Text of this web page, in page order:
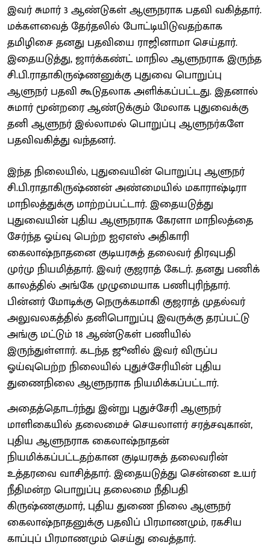
இவர் சுமார் 3 ஆண்டுகள் ஆளுநராக பதவி வகித்தார்.
மக்களவைத் தேர்தலில் போட்டியிடுவதற்காக
தமிழிசை தனது பதவியை ராஜினாமா செய்தார்.
இதையடுத்து, ஜார்க்கண்ட் மாநில ஆளுநராக இருந்த
சி.பி.ராதாகிருஷ்ணனுக்கு புதுவை பொறுப்பு
ஆளுநர் பதவி கூடுதலாக அளிக்கப்பட்டது. இதனால்
சுமார் மூன்றரை ஆண்டுக்கும் மேலாக புதுவைக்கு
தனி ஆளுநர் இல்லாமல் பொறுப்பு ஆளுநர்களே
பதவிவகித்து வந்தனர்.
இந்த நிலையில், புதுவையின் பொறுப்பு ஆளுநர்
சி.பி.ராதாகிருஷ்ணன் அண்மையில் மகாராஷ்டிரா
மாநிலத்துக்கு மாற்றப்பட்டார். இதையடுத்து
புதுவையின் புதிய ஆளுநராக கேரளா மாநிலத்தை
சேர்ந்த ஓய்வு பெற்ற ஐஏஎஸ் அதிகாரி
கைலாஷ்நாதனை குடியரசுத் தலைவர் திரவுபதி
முர்மு நியமித்தார். இவர் குஜராத் கேடர். தனது பணிக்
காலத்தில் அங்கே முழுமையாக பணிபுரிந்தார்.
பின்னர் மோடிக்கு நெருக்கமாகி குஜராத் முதல்வர்
அலுவலகத்தில் தனிபொறுப்பு இவருக்கு தரப்பட்டு
அங்கு மட்டும் 18 ஆண்டுகள் பணியில்
இருந்துள்ளார். கடந்த ஜூனில் இவர் விருப்ப
ஓய்வுபெற்ற நிலையில் புதுச்சேரியின் புதிய
துணைநிலை ஆளுநராக நியமிக்கப்பட்டார்.
அதைத்தொடர்ந்து இன்று புதுச்சேரி ஆளுநர்
மாளிகையில் தலைமைச் செயலாளர் சரத்சவுகான்,
புதிய ஆளுநராக கைலாஷ்நாதன்
நியமிக்கப்பட்டதற்கான குடியரசுத் தலைவரின்
உத்தரவை வாசித்தார். இதையடுத்து சென்னை உயர்
நீதிமன்ற பொறுப்பு தலைமை நீதிபதி
கிருஷ்ணகுமார், புதிய துணை நிலை ஆளுநர்
கைலாஷ்நாதனுக்கு பதவிப் பிரமாணமும், ரகசிய
காப்புப் பிரமாணமும் செய்து வைத்தார்.